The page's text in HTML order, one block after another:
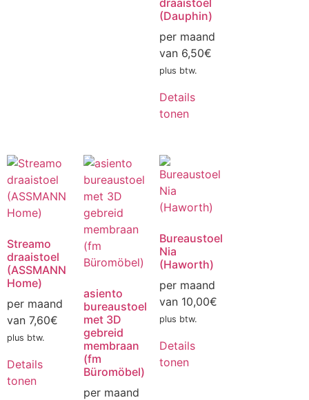
(Dauphin)
per maand
van 6,50€
plus btw.
Details
tonen
Streamo
draaistoel
(ASSMANN
Home)
per maand
van 7,60€
plus btw.
Details
tonen
asiento
bureaustoel
met 3D
gebreid
membraan
(fm
Büromöbel)
per maand
Bureaustoel
Nia
(Haworth)
per maand
van 10,00€
plus btw.
Details
tonen